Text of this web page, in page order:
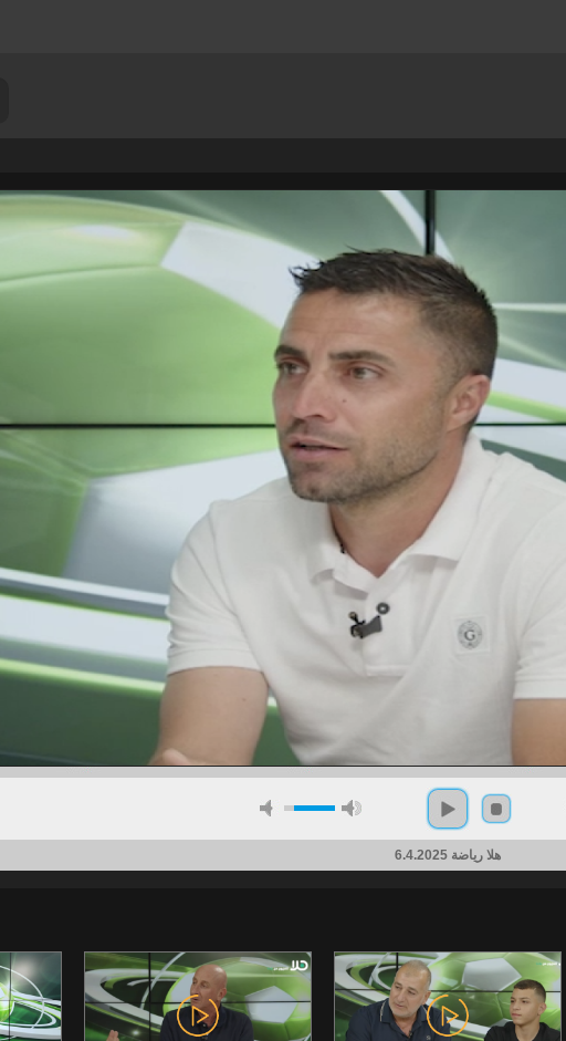
هلا رياضة 6.4.2025